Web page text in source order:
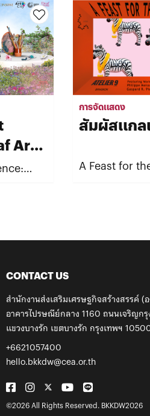
Art
การจัดแสดง
สัมผัสแกล
A Feast for
CONTACT US
สำนักงานส่งเสริมเศรษฐกิจสร้างสรรค์ (
อาคารไปรษณีย์กลาง 1160 ถนนเจริญกรุ
แขวงบางรัก เขตบางรัก กรุงเทพฯ
+6621057400
hello.bkkdw@cea.or.th
©2026 All Rights Reserved. BKKDW2026